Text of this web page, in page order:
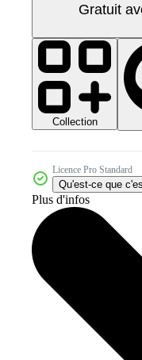
Gratuit
Collection
Licence Pro Standard
Qu'est-ce que
Plus d'infos